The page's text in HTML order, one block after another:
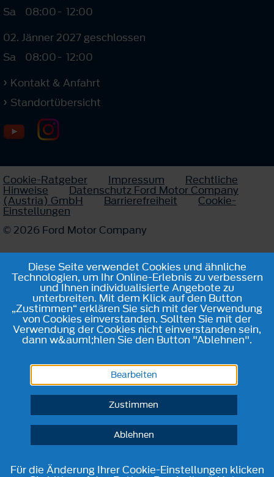
Sa
08:00- 12:00
02. Jänner 2027 geschlossen
Sa
08:00- 12:00
Kontakt & Anfahrt
Standortübersicht
Cookie-Ratgeber Impressum Rechtliche
Hinweise Datenschutz Ford Motor Company
(Austria) GmbH Barrierefreiheit Cookie-
Einstellungen
© 2026 Ford Motor Company
Diese Seite verwendet Cookies und ähnliche
Technologien, um Ihr Online-Erlebnis zu verbessern
und Ihnen individualisierte Angebote zu
unterbreiten. Mit dem Klick auf den Button
„Zustimmen“ erklären Sie sich mit der Verwendung
von Cookies einverstanden. Sollten Sie mit der
Verwendung der Cookies nicht einverstanden sein,
dann w&auml;hlen Sie den Button "Ablehnen".
Bearbeiten
Zustimmen
Ablehnen
Für die Änderung Ihrer Cookie-Einstellungen klicken